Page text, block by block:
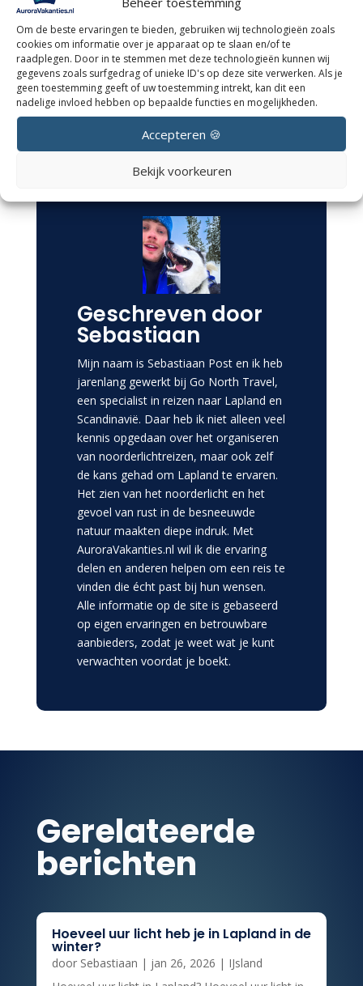
Om de beste ervaringen te bieden, gebruiken wij technologieën zoals
cookies om informatie over je apparaat op te slaan en/of te
raadplegen. Door in te stemmen met deze technologieën kunnen wij
gegevens zoals surfgedrag of unieke ID's op deze site verwerken. Als je
geen toestemming geeft of uw toestemming intrekt, kan dit een
nadelige invloed hebben op bepaalde functies en mogelijkheden.
Accepteren 🍪
Bekijk voorkeuren
Boek jouw droomreis
naar het
noorderlicht nu!
Boek nu
Geschreven door
Sebastiaan
Mijn naam is Sebastiaan Post en ik heb
jarenlang gewerkt bij Go North Travel,
een specialist in reizen naar Lapland en
Scandinavië. Daar heb ik niet alleen veel
kennis opgedaan over het organiseren
van noorderlichtreizen, maar ook zelf
de kans gehad om Lapland te ervaren.
Het zien van het noorderlicht en het
gevoel van rust in de besneeuwde
natuur maakten diepe indruk. Met
AuroraVakanties.nl wil ik die ervaring
delen en anderen helpen om een reis te
vinden die écht past bij hun wensen.
Alle informatie op de site is gebaseerd
op eigen ervaringen en betrouwbare
aanbieders, zodat je weet wat je kunt
verwachten voordat je boekt.
Gerelateerde
berichten
Hoeveel uur licht heb je in Lapland in de
winter?
door Sebastiaan | jan 26, 2026 | IJsland